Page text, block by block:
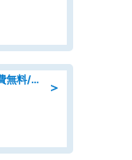
＞
検品・検査/高収入/日払いOK/寮費無料/日勤/20・30・40代活躍中